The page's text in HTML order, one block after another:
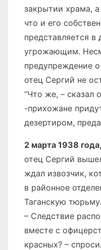
закрытии храма,
что и его
представляется
угрожающим.
предупреждение
отец Сергий не
“Что же, – сказал
-прихожане
дезертиром,
2 марта 1938 года,
отец Сергий
ждал извозчик,
в районное
Таганскую тюрьму.
– Следствие
вместе с
красных? –